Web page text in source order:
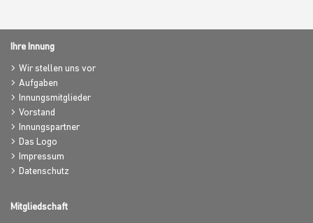
Ihre Innung
Wir stellen uns vor
Aufgaben
Innungsmitglieder
Vorstand
Innungspartner
Das Logo
Impressum
Datenschutz
Mitgliedschaft